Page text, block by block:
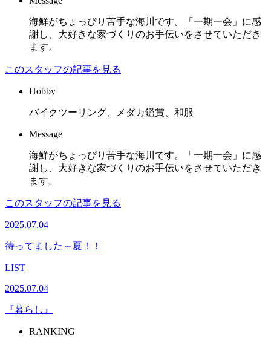
海鮮がちょっぴり苦手な海川です。「一期一会」に感
謝し、大好きな家づくりのお手伝いをさせていただき
ます。
このスタッフの記事を見る
Hobby
バイクツーリング、メダカ鑑賞、和服
Message
海鮮がちょっぴり苦手な海川です。「一期一会」に感
謝し、大好きな家づくりのお手伝いをさせていただき
ます。
このスタッフの記事を見る
2025.07.04
待ってました～夏！！
LIST
2025.07.04
『暮らし』
RANKING